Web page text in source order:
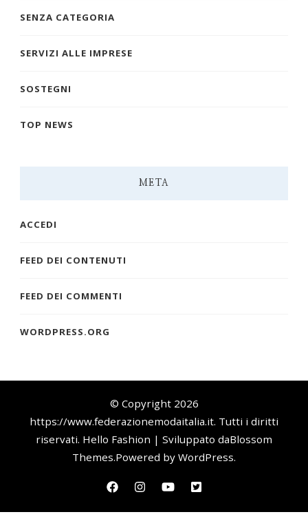
SENZA CATEGORIA
SERVIZI ALLE IMPRESE
SOSTEGNI
TOP NEWS
META
ACCEDI
FEED DEI CONTENUTI
FEED DEI COMMENTI
WORDPRESS.ORG
© Copyright 2026
https://www.federazionemodaitalia.it. Tutti i diritti
riservati. Hello Fashion | Sviluppato daBlossom
Themes.Powered by WordPress.